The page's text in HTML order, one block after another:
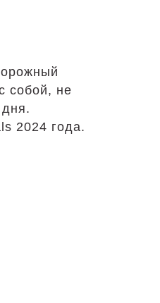
собой, не
2024 года.